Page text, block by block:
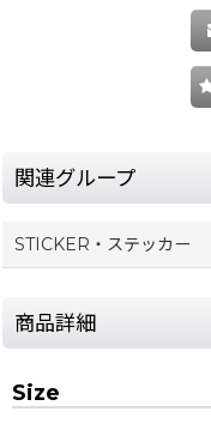
関連グループ
STICKER・ステッカー
商品詳細
Size